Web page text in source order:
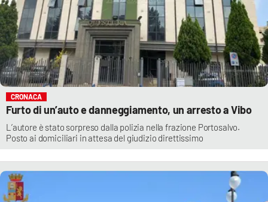
CRONACA
Furto di un’auto e danneggiamento, un arresto a Vibo
L’autore è stato sorpreso dalla polizia nella frazione Portosalvo.
Posto ai domiciliari in attesa del giudizio direttissimo